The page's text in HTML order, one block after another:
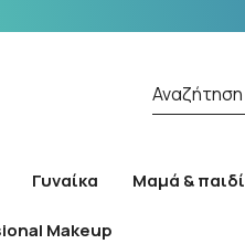
Αναζήτηση
Γυναίκα Μαμά & παιδί
Makeup